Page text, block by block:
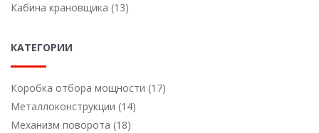
Кабина крановщика (13)
КАТЕГОРИИ
Коробка отбора мощности (17)
Металлоконструкции (14)
Механизм поворота (18)